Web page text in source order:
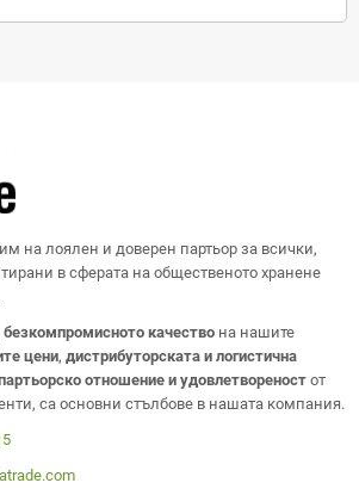
на лоялен и доверен партьор за всички,
в сферата на общественото хранене
безкомпромисното качество на нашите
цени, дистрибуторската и логистична
отношение и удовлетвореност от
са основни стълбове в нашата компания.